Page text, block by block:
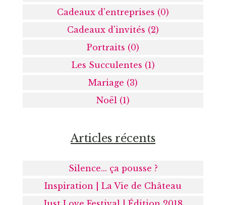
Cadeaux d'entreprises (0)
Cadeaux d'invités (2)
Portraits (0)
Les Succulentes (1)
Mariage (3)
Noël (1)
Articles récents
Silence... ça pousse ?
Inspiration | La Vie de Château